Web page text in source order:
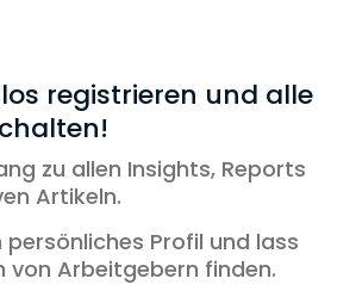
haben sich grundlegend
bedeutet heute weit
Abwehr: Sie ist Teil der
ein Instrument
und oft auch ein bewusst
Zeichen.
registrieren und alle
zu allen Insights, Reports
Artikeln.
persönliches Profil und lass
von Arbeitgebern finden.